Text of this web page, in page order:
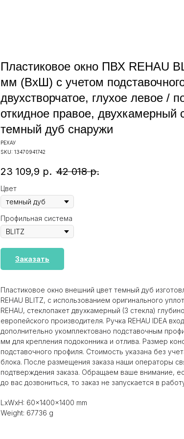
Пластиковое окно ПВХ REHAU
мм (ВхШ) с учетом
двухстворчатое, глухое левое /
откидное правое, двухкамерный
темный дуб снаружи
РЕХАУ
SKU: 13470941742
23 109,9 р. 42 018 р.
Цвет
Профильная система
Заказать
Пластиковое окно внешний цвет темный дуб
REHAU BLITZ, с использованием оригинального
REHAU, стеклопакет двухкамерный (3 стекла)
европейского производителя. Ручка REHAU IDEA
дополнительно укомплектовано подставочным
мм для крепления подоконника и отлива. Размер
подставочного профиля. Стоимость указана без
блока. После размещения заказа наши операторы
подтверждения заказа. Обращаем ваше внимание,
до вас дозвониться, то заказ не запускается в
LxWxH: 60x1400x1400 mm
Weight: 67736 g